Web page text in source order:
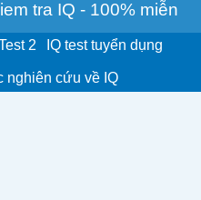
tra IQ - 100% miễn
2
IQ test tuyển dụng
nghiên cứu về IQ